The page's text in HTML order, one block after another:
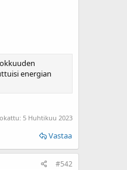
energian
5 Huhtikuu 2023
Vastaa
#542